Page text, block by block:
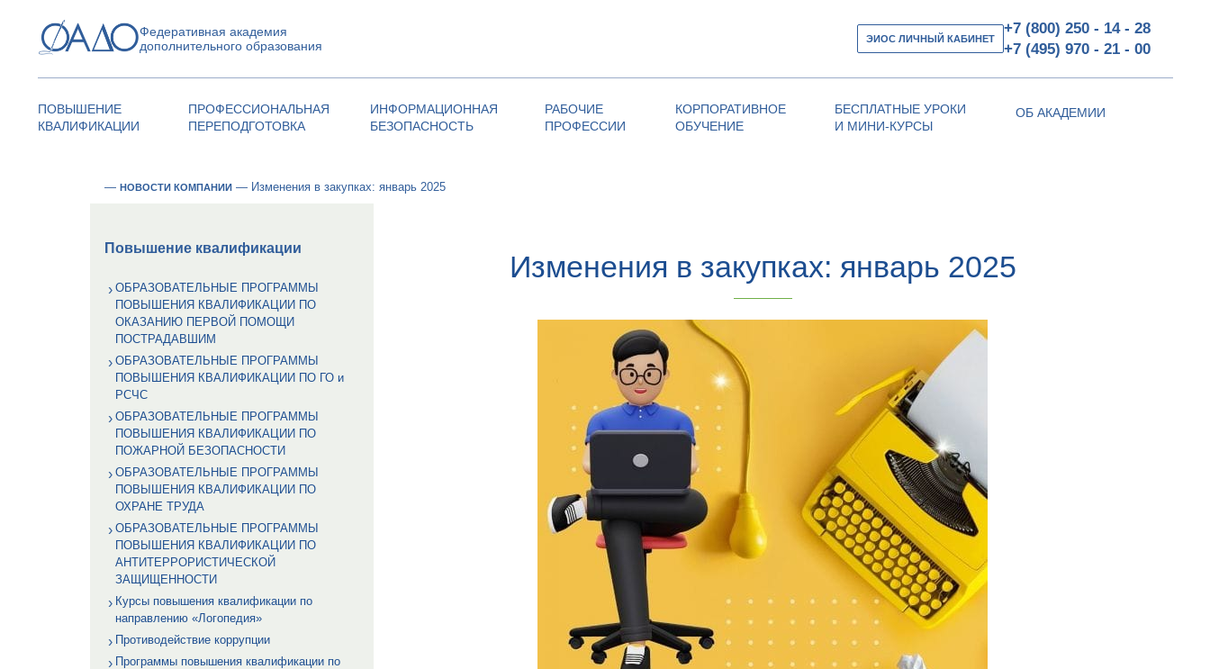
Федеративная академия
дополнительного образования
ЭИОС ЛИЧНЫЙ КАБИНЕТ
+7 (800) 250 - 14 - 28
+7 (495) 970 - 21 - 00
ПОВЫШЕНИЕ
КВАЛИФИКАЦИИ
ПРОФЕССИОНАЛЬНАЯ
ПЕРЕПОДГОТОВКА
ИНФОРМАЦИОННАЯ
БЕЗОПАСНОСТЬ
РАБОЧИЕ
ПРОФЕССИИ
КОРПОРАТИВНОЕ
ОБУЧЕНИЕ
БЕСПЛАТНЫЕ УРОКИ
И МИНИ-КУРСЫ
ОБ АКАДЕМИИ
— НОВОСТИ КОМПАНИИ — Изменения в закупках: январь 2025
Повышение квалификации
ОБРАЗОВАТЕЛЬНЫЕ ПРОГРАММЫ
ПОВЫШЕНИЯ КВАЛИФИКАЦИИ ПО
ОКАЗАНИЮ ПЕРВОЙ ПОМОЩИ
ПОСТРАДАВШИМ
ОБРАЗОВАТЕЛЬНЫЕ ПРОГРАММЫ
ПОВЫШЕНИЯ КВАЛИФИКАЦИИ ПО ГО и
РСЧС
ОБРАЗОВАТЕЛЬНЫЕ ПРОГРАММЫ
ПОВЫШЕНИЯ КВАЛИФИКАЦИИ ПО
ПОЖАРНОЙ БЕЗОПАСНОСТИ
ОБРАЗОВАТЕЛЬНЫЕ ПРОГРАММЫ
ПОВЫШЕНИЯ КВАЛИФИКАЦИИ ПО
ОХРАНЕ ТРУДА
ОБРАЗОВАТЕЛЬНЫЕ ПРОГРАММЫ
ПОВЫШЕНИЯ КВАЛИФИКАЦИИ ПО
АНТИТЕРРОРИСТИЧЕСКОЙ
ЗАЩИЩЕННОСТИ
Курсы повышения квалификации по
направлению «Логопедия»
Противодействие коррупции
Программы повышения квалификации по
Изменения в закупках: январь 2025